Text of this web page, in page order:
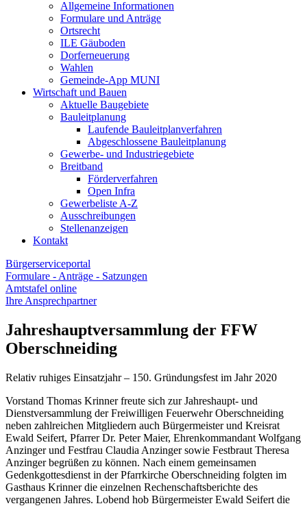
Allgemeine Informationen
Formulare und Anträge
Ortsrecht
ILE Gäuboden
Dorferneuerung
Wahlen
Gemeinde-App MUNI
Wirtschaft und Bauen
Aktuelle Baugebiete
Bauleitplanung
Laufende Bauleitplanverfahren
Abgeschlossene Bauleitplanung
Gewerbe- und Industriegebiete
Breitband
Förderverfahren
Open Infra
Gewerbeliste A-Z
Ausschreibungen
Stellenanzeigen
Kontakt
Bürgerserviceportal
Formulare - Anträge - Satzungen
Amtstafel online
Ihre Ansprechpartner
Jahreshauptversammlung der FFW
Oberschneiding
Relativ ruhiges Einsatzjahr – 150. Gründungsfest im Jahr 2020
Vorstand Thomas Krinner freute sich zur Jahreshaupt- und
Dienstversammlung der Freiwilligen Feuerwehr Oberschneiding
neben zahlreichen Mitgliedern auch Bürgermeister und Kreisrat
Ewald Seifert, Pfarrer Dr. Peter Maier, Ehrenkommandant Wolfgang
Anzinger und Festfrau Claudia Anzinger sowie Festbraut Theresa
Anzinger begrüßen zu können. Nach einem gemeinsamen
Gedenkgottesdienst in der Pfarrkirche Oberschneiding folgten im
Gasthaus Krinner die einzelnen Rechenschaftsberichte des
vergangenen Jahres. Lobend hob Bürgermeister Ewald Seifert die